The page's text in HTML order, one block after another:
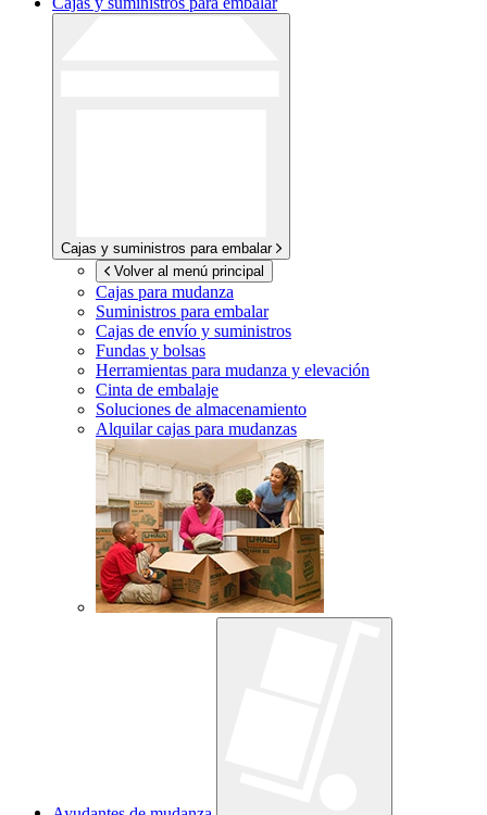
Cajas y suministros para embalar
Volver al menú principal
Cajas para mudanza
Suministros para embalar
Cajas de envío y suministros
Fundas y bolsas
Herramientas para mudanza y elevación
Cinta de embalaje
Soluciones de almacenamiento
Alquilar cajas para mudanzas